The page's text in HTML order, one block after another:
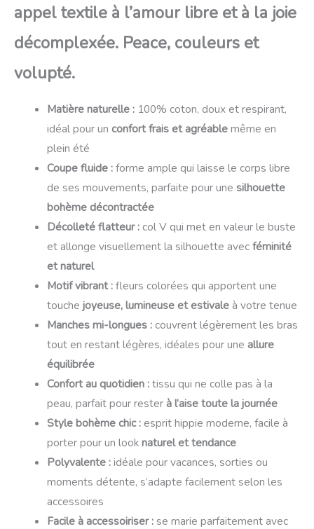
appel textile à l’amour libre et à la joie
décomplexée. Peace, couleurs et
volupté.
Matière naturelle :100% coton, doux et respirant,
idéal pour un confort frais et agréablemême en
plein été
Coupe fluide :forme ample qui laisse le corps libre
de ses mouvements, parfaite pour une silhouette
bohème décontractée
Décolleté flatteur :col V qui met en valeur le buste
et allonge visuellement la silhouette avecféminité
et naturel
Motif vibrant :fleurs colorées qui apportent une
touche joyeuse, lumineuse et estivaleà votre tenue
Manches mi-longues :couvrent légèrement les bras
tout en restant légères, idéales pour une allure
équilibrée
Confort au quotidien :tissu qui ne colle pas à la
peau, parfait pour rester à l’aise toute la journée
Style bohème chic :esprit hippie moderne, facile à
porter pour un looknaturel et tendance
Polyvalente :idéale pour vacances, sorties ou
moments détente, s’adapte facilement selon les
accessoires
Facile à accessoiriser :se marie parfaitement avec